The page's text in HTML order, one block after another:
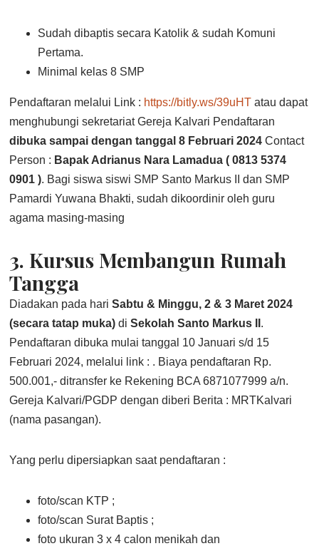
Sudah dibaptis secara Katolik & sudah Komuni
Pertama.
Minimal kelas 8 SMP
Pendaftaran melalui Link : https://bitly.ws/39uHT atau dapat
menghubungi sekretariat Gereja Kalvari Pendaftaran
dibuka sampai dengan tanggal 8 Februari 2024 Contact
Person : Bapak Adrianus Nara Lamadua ( 0813 5374
0901 ). Bagi siswa siswi SMP Santo Markus II dan SMP
Pamardi Yuwana Bhakti, sudah dikoordinir oleh guru
agama masing-masing
3. Kursus Membangun Rumah
Tangga
Diadakan pada hariSabtu & Minggu, 2 & 3 Maret 2024
(secara tatap muka) diSekolah Santo Markus II .
Pendaftaran dibuka mulai tanggal 10 Januari s/d 15
Februari 2024, melalui link : . Biaya pendaftaran Rp.
500.001,- ditransfer ke Rekening BCA 6871077999 a/n.
Gereja Kalvari/PGDP dengan diberi Berita : MRTKalvari
(nama pasangan).
Yang perlu dipersiapkan saat pendaftaran :
foto/scan KTP ;
foto/scan Surat Baptis ;
foto ukuran 3 x 4 calon menikah dan